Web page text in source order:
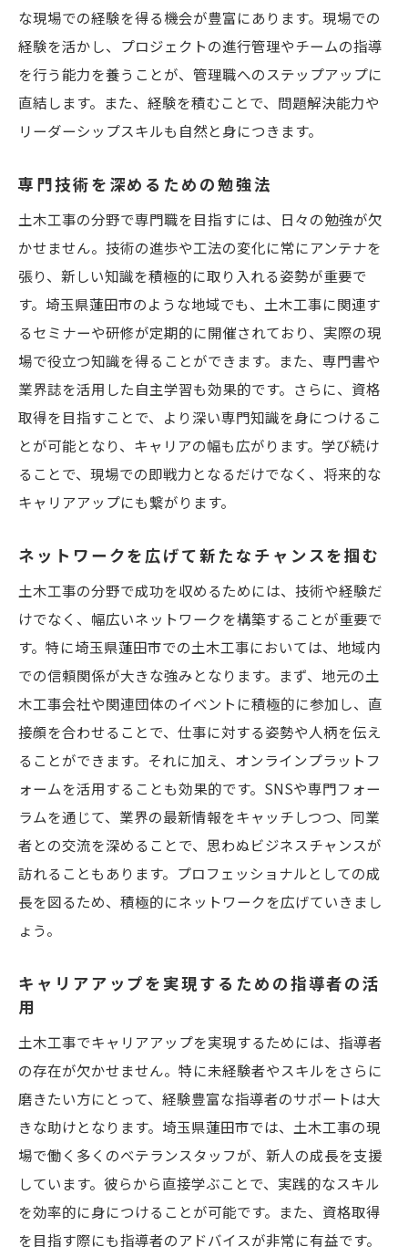
な現場での経験を得る機会が豊富にあります。現場での
経験を活かし、プロジェクトの進行管理やチームの指導
を行う能力を養うことが、管理職へのステップアップに
直結します。また、経験を積むことで、問題解決能力や
リーダーシップスキルも自然と身につきます。
専門技術を深めるための勉強法
土木工事の分野で専門職を目指すには、日々の勉強が欠
かせません。技術の進歩や工法の変化に常にアンテナを
張り、新しい知識を積極的に取り入れる姿勢が重要で
す。埼玉県蓮田市のような地域でも、土木工事に関連す
るセミナーや研修が定期的に開催されており、実際の現
場で役立つ知識を得ることができます。また、専門書や
業界誌を活用した自主学習も効果的です。さらに、資格
取得を目指すことで、より深い専門知識を身につけるこ
とが可能となり、キャリアの幅も広がります。学び続け
ることで、現場での即戦力となるだけでなく、将来的な
キャリアアップにも繋がります。
ネットワークを広げて新たなチャンスを掴む
土木工事の分野で成功を収めるためには、技術や経験だ
けでなく、幅広いネットワークを構築することが重要で
す。特に埼玉県蓮田市での土木工事においては、地域内
での信頼関係が大きな強みとなります。まず、地元の土
木工事会社や関連団体のイベントに積極的に参加し、直
接顔を合わせることで、仕事に対する姿勢や人柄を伝え
ることができます。それに加え、オンラインプラットフ
ォームを活用することも効果的です。SNSや専門フォー
ラムを通じて、業界の最新情報をキャッチしつつ、同業
者との交流を深めることで、思わぬビジネスチャンスが
訪れることもあります。プロフェッショナルとしての成
長を図るため、積極的にネットワークを広げていきまし
ょう。
キャリアアップを実現するための指導者の活
用
土木工事でキャリアアップを実現するためには、指導者
の存在が欠かせません。特に未経験者やスキルをさらに
磨きたい方にとって、経験豊富な指導者のサポートは大
きな助けとなります。埼玉県蓮田市では、土木工事の現
場で働く多くのベテランスタッフが、新人の成長を支援
しています。彼らから直接学ぶことで、実践的なスキル
を効率的に身につけることが可能です。また、資格取得
を目指す際にも指導者のアドバイスが非常に有益です。